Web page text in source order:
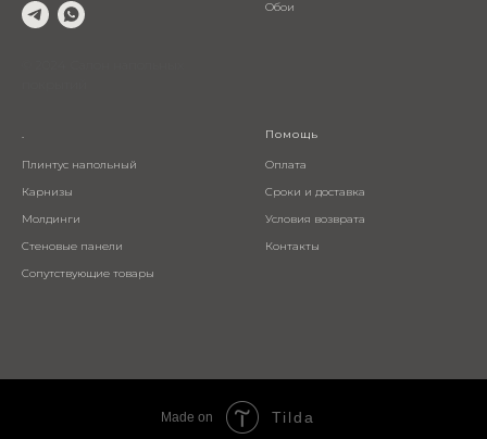
Обои
.
Плинтус напольный
Карнизы
Молдинги
Стеновые панели
Сопутствующие товары
Помощь
Оплата
Сроки и доставка
Условия возврата
Контакты
Made on Tilda